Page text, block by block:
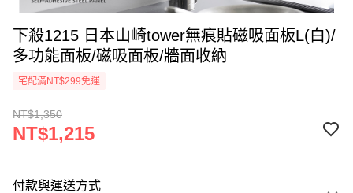
下殺1215 日本山崎tower無痕貼磁吸面板L(白)/
多功能面板/磁吸面板/牆面收納
宅配滿NT$299免運
NT$1,350
NT$1,215
付款與運送方式